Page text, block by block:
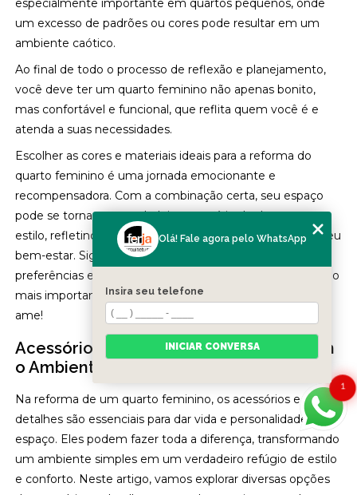
especialmente importante em quartos pequenos, onde
um excesso de padrões ou cores pode resultar em um
ambiente caótico.
Ao final de todo o processo de reflexão e planejamento,
você deve ter um quarto feminino não apenas bonito,
mas confortável e funcional, que reflita quem você é e
atenda a suas necessidades.
Escolher as cores e materiais ideais para a reforma do
quarto feminino é uma jornada emocionante e
recompensadora. Com a combinação certa, seu espaço
pode se tornar um verdadeiro santuário de descanso e
estilo, refletindo seu gosto pessoal e contribuindo para seu
bem-estar. Siga essas orientações, explore suas
preferências e não tenha medo de se expressar. Ao final, o
mais importante é que o quarto seja um lugar que você
ame!
Acessórios e Detalhes que Transformam
o Ambiente
Na reforma de um quarto feminino, os acessórios e
detalhes são essenciais para dar vida e personalidade ao
espaço. Eles podem fazer toda a diferença, transformando
um ambiente simples em um verdadeiro refúgio de estilo
e conforto. Neste artigo, vamos explorar diversas opções
1
Olá! Fale agora pelo WhatsApp
Insira seu telefone
INICIAR CONVERSA